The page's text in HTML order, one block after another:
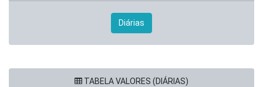
Diárias
TABELA VALORES (DIÁRIAS)